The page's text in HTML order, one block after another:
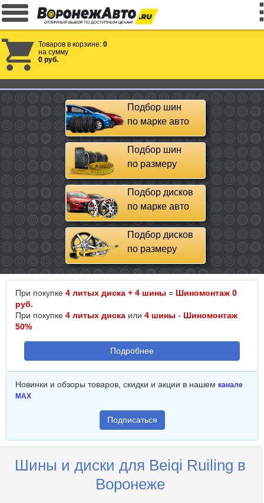
Товаров в корзине: 0
на сумму
0 руб.
Подбор шин
по марке авто
Подбор шин
по размеру
Подбор дисков
по марке авто
Подбор дисков
по размеру
При покупке 4 литых диска + 4 шины = Шиномонтаж 0
руб.
При покупке 4 литых диска или 4 шины - Шиномонтаж
50%
Подробнее
Новинки и обзоры товаров, скидки и акции в нашем канале
MAX
Подписаться
Шины и диски для Beiqi Ruiling в
Воронеже